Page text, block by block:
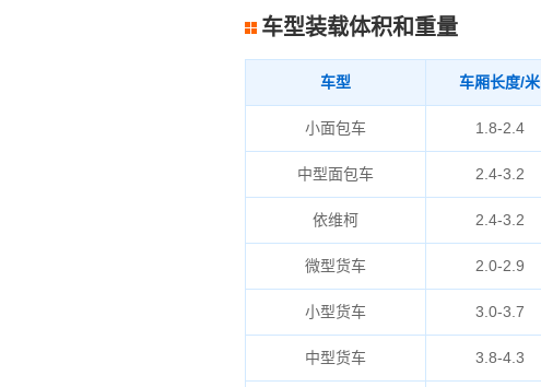
车型装载体积和重量
车型 车厢长度/米
小面包车 1.8-2.4
中型面包车 2.4-3.2
依维柯 2.4-3.2
微型货车 2.0-2.9
小型货车 3.0-3.7
中型货车 3.8-4.3